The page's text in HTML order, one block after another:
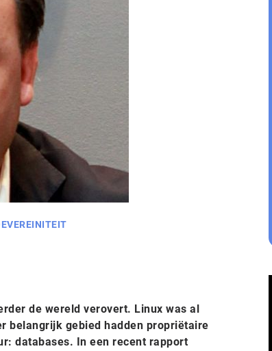
de wereld verovert. Linux was al
belangrijk gebied hadden propriëtaire
databases. In een recent rapport